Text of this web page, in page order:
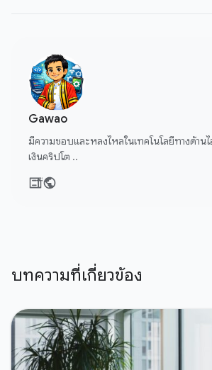
Gawao
มีความชอบและหลงไหลในเทคโนโลยีทางด้าน
เงินคริปโต ..
บทความที่เกี่ยวข้อง